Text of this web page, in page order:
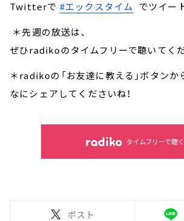
Twitterで #エックスタイム でツイー
＊先週の放送は、
ぜひradikoのタイムフリーで聴いてくだ
＊radikoの「お友達に教える」ボタンか
なにシェアしてくださいね！
タイムフリーで聴く
ポスト